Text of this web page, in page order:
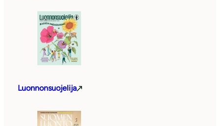
Luonnonsuojelija